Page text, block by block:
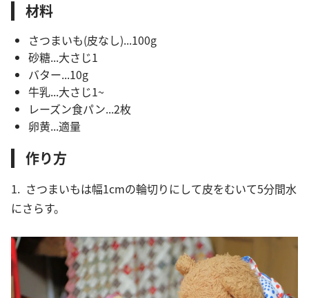
材料
さつまいも(皮なし)...100g
砂糖...大さじ1
バター...10g
牛乳...大さじ1~
レーズン食パン...2枚
卵黄...適量
作り方
1. さつまいもは幅1cmの輪切りにして皮をむいて5分間水
にさらす。